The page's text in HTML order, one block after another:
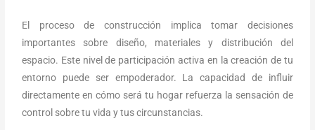
El proceso de construcción implica tomar decisiones
importantes sobre diseño, materiales y distribución del
espacio. Este nivel de participación activa en la creación de tu
entorno puede ser empoderador. La capacidad de influir
directamente en cómo será tu hogar refuerza la sensación de
control sobre tu vida y tus circunstancias.